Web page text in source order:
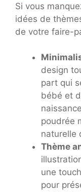
Si vous
idées de
de votre faire-
design
part qui
bébé et
poudrée
naturelle
Thème
une
pour